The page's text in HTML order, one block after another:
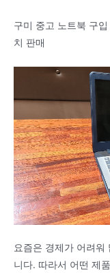
구미 중고 노트북 구
치 판매
요즘은 경제가 어려워
니다. 따라서 어떤 제